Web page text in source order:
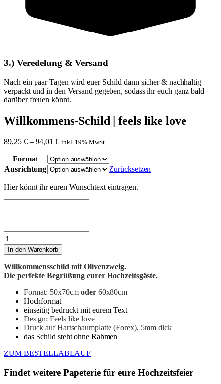
3.) Veredelung & Versand
Nach ein paar Tagen wird euer Schild dann sicher & nachhaltig
verpackt und in den Versand gegeben, sodass ihr euch ganz bald
darüber freuen könnt.
Willkommens-Schild | feels like love
89,25 € – 94,01 € inkl. 19% MwSt.
Format
Ausrichtung
Zurücksetzen
Euer
Hier könnt ihr euren Wunschtext eintragen.
Willkommens-
Schild
|
feels
like
Menge
In den Warenkorb
Willkommensschild mit Olivenzweig.
Die perfekte Begrüßung eurer Hochzeitsgäste.
Format: 50x70cm oder 60x80cm
Hochformat
einseitig bedruckt mit eurem Text
Design: Feels like love
Druck auf Hartschaumplatte (Forex), 5mm dick
das Schild steht ohne Rahmen
ZUM BESTELLABLAUF
Findet weitere Papeterie für eure Hochzeitsfeier